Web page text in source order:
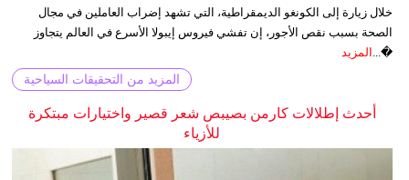
خلال زيارة إلى الكونغو الديمقراطية، التي تشهد إضراب العاملين في مجال
الصحة بسبب نقص الأجور، إن تفشي فيروس إيبولا الأسرع في العالم يتجاوز
�...
المزيد
المزيد من التحقيقات السياحية
أحدث إطلالات كارمن بصيبص شعر قصير واختيارات مبتكرة
للأزياء